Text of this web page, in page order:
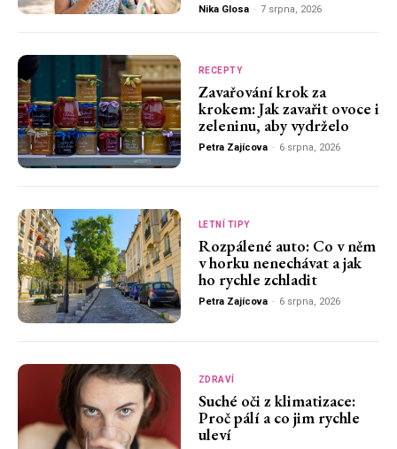
Nika Glosa - 7 srpna, 2026
RECEPTY
Zavařování krok za
krokem: Jak zavařit ovoce i
zeleninu, aby vydrželo
Petra Zajícova - 6 srpna, 2026
LETNÍ TIPY
Rozpálené auto: Co v něm
v horku nenechávat a jak
ho rychle zchladit
Petra Zajícova - 6 srpna, 2026
ZDRAVÍ
Suché oči z klimatizace:
Proč pálí a co jim rychle
uleví